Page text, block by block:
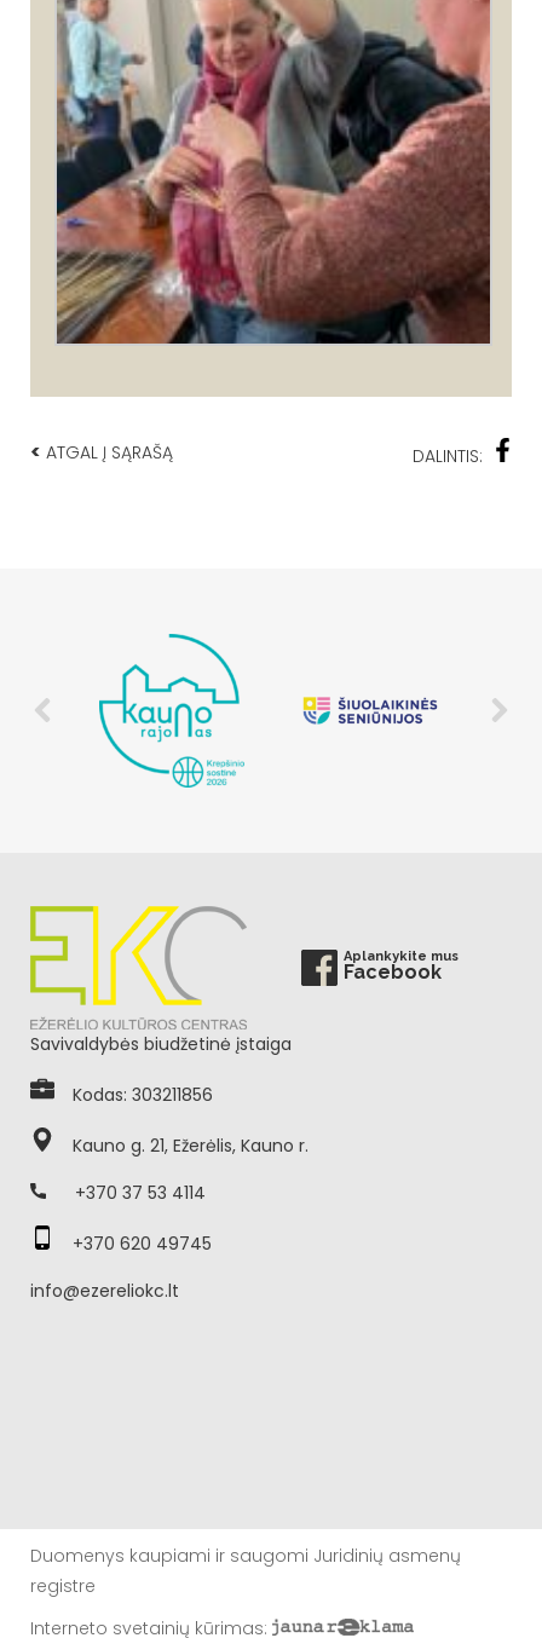
< ATGAL Į SĄRAŠĄ DALINTIS:
Aplankykite mus
Facebook
Savivaldybės biudžetinė įstaiga
Kodas: 303211856
Kauno g. 21, Ežerėlis, Kauno r.
+370 37 53 4114
+370 620 49745
info@ezereliokc.lt
Duomenys kaupiami ir saugomi Juridinių asmenų
registre
Interneto svetainių kūrimas: